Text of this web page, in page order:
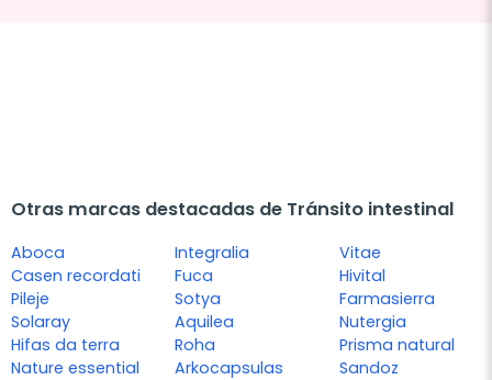
Otras marcas destacadas de Tránsito intestinal
Aboca
Casen recordati
Pileje
Solaray
Hifas da terra
Nature essential
Integralia
Fuca
Sotya
Aquilea
Roha
Arkocapsulas
Vitae
Hivital
Farmasierra
Nutergia
Prisma natural
Sandoz